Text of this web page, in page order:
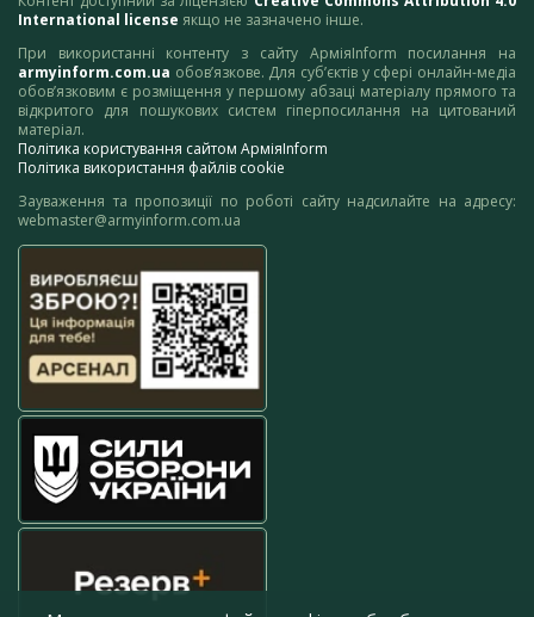
International license якщо не зазначено інше.
При використанні контенту з сайту АрміяInform посилання на
armyinform.com.ua обов’язкове. Для суб’єктів у сфері онлайн-медіа
обов’язковим є розміщення у першому абзаці матеріалу прямого та
відкритого для пошукових систем гіперпосилання на цитований
матеріал.
Політика користування сайтом АрміяInform
Політика використання файлів cookie
Зауваження та пропозиції по роботі сайту надсилайте на адресу:
webmaster@armyinform.com.ua